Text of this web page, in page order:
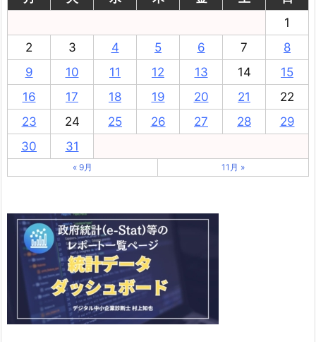
1
2
3 4 5 6 7
8
9
10 11 12 13 14
15
16
17 18 19 20 21
22
23
24 25 26 27 28
29
30
31
« 9月 11月 »